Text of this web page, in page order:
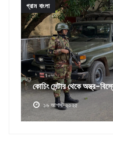
গ্রাম বাংলা
পানছড়িতে দুর্বৃত্তদের
৩০ অক্টোবর ২০২৪